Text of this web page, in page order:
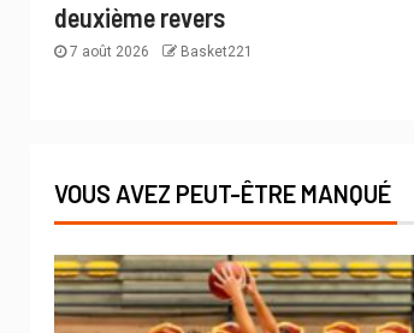
deuxième revers
7 août 2026 Basket221
VOUS AVEZ PEUT-ÊTRE MANQUÉ